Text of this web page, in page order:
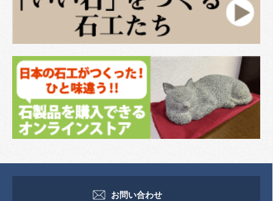
お問い合わせ